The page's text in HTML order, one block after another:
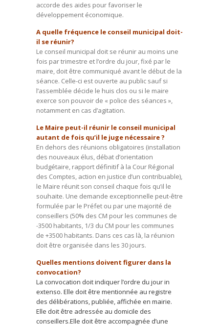
accorde des aides pour favoriser le
développement économique.
A quelle fréquence le conseil municipal doit-
il se réunir?
Le conseil municipal doit se réunir au moins une
fois par trimestre et l’ordre du jour, fixé par le
maire, doit être communiqué avant le début de la
séance. Celle-ci est ouverte au public sauf si
l’assemblée décide le huis clos ou si le maire
exerce son pouvoir de « police des séances »,
notamment en cas d’agitation.
Le Maire peut-il réunir le conseil municipal
autant de fois qu’il le juge nécessaire ?
En dehors des réunions obligatoires (installation
des nouveaux élus, débat d’orientation
budgétaire, rapport définitif à la Cour Régional
des Comptes, action en justice d’un contribuable),
le Maire réunit son conseil chaque fois qu’il le
souhaite. Une demande exceptionnelle peut-être
formulée par le Préfet ou par une majorité de
conseillers (50% des CM pour les communes de
-3500 habitants, 1/3 du CM pour les communes
de +3500 habitants. Dans ces cas là, la réunion
doit être organisée dans les 30 jours.
Quelles mentions doivent figurer dans la
convocation?
La convocation doit indiquer l’ordre du jour in
extenso. Elle doit être mentionnée au registre
des délibérations, publiée, affichée en mairie.
Elle doit être adressée au domicile des
conseillers.Elle doit être accompagnée d’une